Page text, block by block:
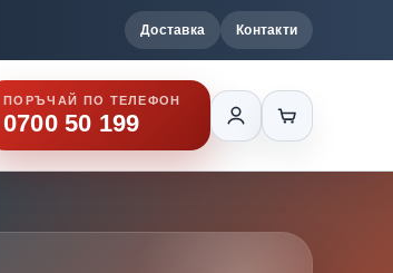
Доставка Контакти
ПОРЪЧАЙ ПО ТЕЛЕФОН
0700 50 199